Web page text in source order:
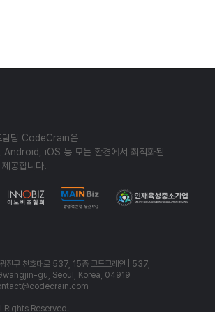
림팀 CodeCrain은
iOS 등 모든 환경에서 최적화된
공합니다.
진구 천호대로 537, 15층 코드크레인 | 537,
gu, Seoul, Korea, 04919
Rights Reserved.